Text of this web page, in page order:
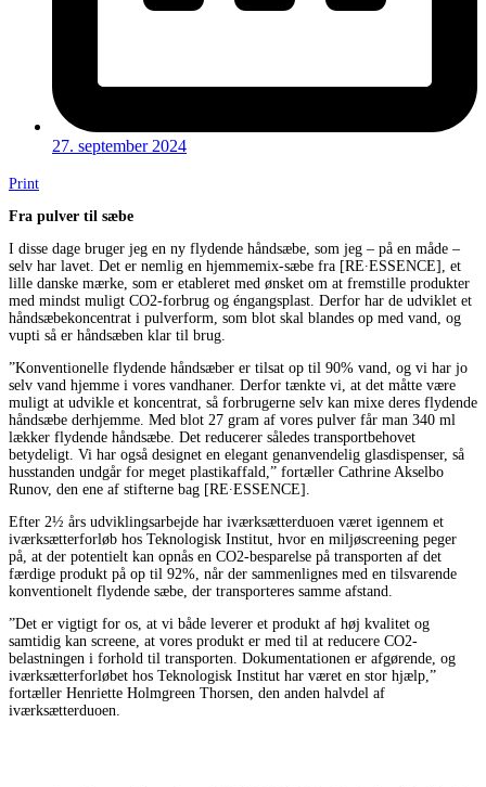
27. september 2024
Print
Fra pulver til sæbe
I disse dage bruger jeg en ny flydende håndsæbe, som jeg – på en måde –
selv har lavet. Det er nemlig en hjemmemix-sæbe fra [RE∙ESSENCE], et
lille danske mærke, som er etableret med ønsket om at fremstille produkter
med mindst muligt CO2-forbrug og éngangsplast. Derfor har de udviklet et
håndsæbekoncentrat i pulverform, som blot skal blandes op med vand, og
vupti så er håndsæben klar til brug.
”Konventionelle flydende håndsæber er tilsat op til 90% vand, og vi har jo
selv vand hjemme i vores vandhaner. Derfor tænkte vi, at det måtte være
muligt at udvikle et koncentrat, så forbrugerne selv kan mixe deres flydende
håndsæbe derhjemme. Med blot 27 gram af vores pulver får man 340 ml
lækker flydende håndsæbe. Det reducerer således transportbehovet
betydeligt. Vi har også designet en elegant genanvendelig glasdispenser, så
husstanden undgår for meget plastikaffald,” fortæller Cathrine Akselbo
Runov, den ene af stifterne bag [RE∙ESSENCE].
Efter 2½ års udviklingsarbejde har iværksætterduoen været igennem et
iværksætterforløb hos Teknologisk Institut, hvor en miljøscreening peger
på, at der potentielt kan opnås en CO2-besparelse på transporten af det
færdige produkt på op til 92%, når der sammenlignes med en tilsvarende
konventionelt flydende sæbe, der transporteres samme afstand.
”Det er vigtigt for os, at vi både leverer et produkt af høj kvalitet og
samtidig kan screene, at vores produkt er med til at reducere CO2-
belastningen i forhold til transporten. Dokumentationen er afgørende, og
iværksætterforløbet hos Teknologisk Institut har været en stor hjælp,”
fortæller Henriette Holmgreen Thorsen, den anden halvdel af
iværksætterduoen.